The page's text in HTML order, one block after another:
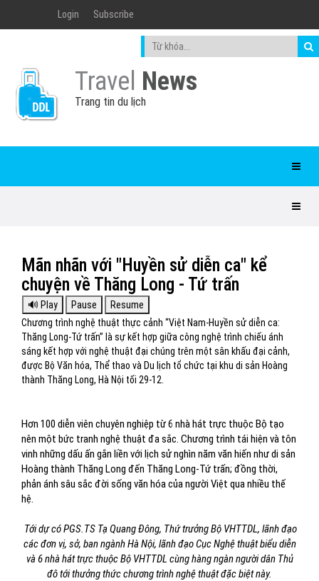
Login Subscribe
Travel News
Trang tin du lịch
Mãn nhãn với "Huyền sử diễn ca" kể
chuyện về Thăng Long - Tứ trấn
Chương trình nghệ thuật thực cảnh “Việt Nam-Huyền sử diễn ca:
Thăng Long-Tứ trấn” là sự kết hợp giữa công nghệ trình chiếu ánh
sáng kết hợp với nghệ thuật đại chúng trên một sân khấu đại cảnh,
được Bộ Văn hóa, Thể thao và Du lịch tổ chức tại khu di sản Hoàng
thành Thăng Long, Hà Nội tối 29-12.
Hơn 100 diễn viên chuyên nghiệp từ 6 nhà hát trực thuộc Bộ tạo
nên một bức tranh nghệ thuật đa sắc. Chương trình tái hiện và tôn
vinh những dấu ấn gắn liền với lịch sử nghìn năm văn hiến như di sản
Hoàng thành Thăng Long đến Thăng Long-Tứ trấn; đồng thời,
phản ánh sâu sắc đời sống văn hóa của người Việt qua nhiều thế
hệ.
Tới dự có PGS.TS Tạ Quang Đông, Thứ trưởng Bộ VHTTDL, lãnh đạo
các đơn vị, sở, ban ngành Hà Nội, lãnh đạo Cục Nghệ thuật biểu diễn
và 6 nhà hát trực thuộc Bộ VHTTDL cùng hàng ngàn người dân Thủ
đô tới thưởng thức chương trình nghệ thuật đặc biệt này.